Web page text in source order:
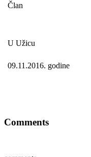
Član
U Užicu
09.11.2016. godine
Comments